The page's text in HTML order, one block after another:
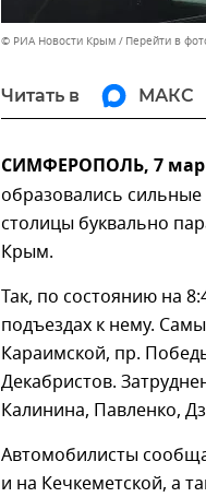
© РИА Новости Крым Перейти в
Читать в МАКС
СИМФЕРОПОЛЬ, 7
образовались
столицы буквально
Крым.
Так, по состоянию на
подъездах к нему.
Караимской, пр.
Декабристов.
Калинина, Павленко,
Автомобилисты
и на Кечкеметской, а